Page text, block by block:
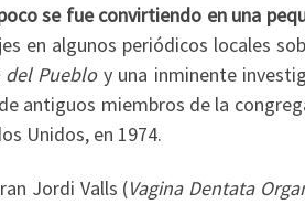
se fue convirtiendo en una
en algunos periódicos locales
del Puebloy una inminente
antiguos miembros de la
Unidos, en 1974.
Jordi Valls (Vagina Dentata